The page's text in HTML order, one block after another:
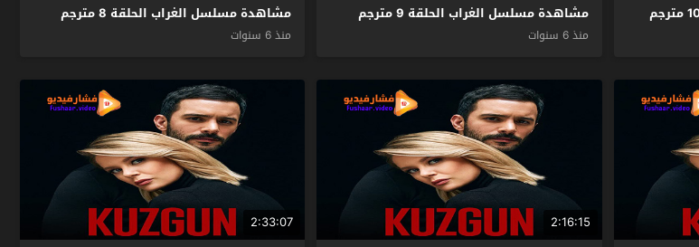
مشاهدة مسلسل الغراب الحلقة 9 مترجم
منذ 6 سنوات
مشاهدة مسلسل الغراب الحلقة 8 مترجم
منذ 6 سنوات
2:16:15
2:33:07